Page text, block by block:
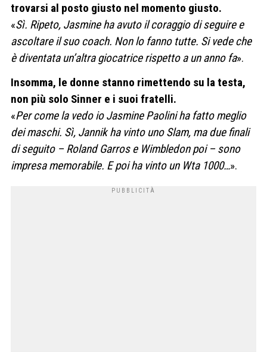
trovarsi al posto giusto nel momento giusto.
«Sì. Ripeto, Jasmine ha avuto il coraggio di seguire e
ascoltare il suo coach. Non lo fanno tutte. Si vede che
è diventata un’altra giocatrice rispetto a un anno fa».
Insomma, le donne stanno rimettendo su la testa,
non più solo Sinner e i suoi fratelli.
«Per come la vedo io Jasmine Paolini ha fatto meglio
dei maschi. Sì, Jannik ha vinto uno Slam, ma due finali
di seguito – RolandGarros e Wimbledon poi – sono
impresa memorabile. E poi ha vinto un Wta 1000…».